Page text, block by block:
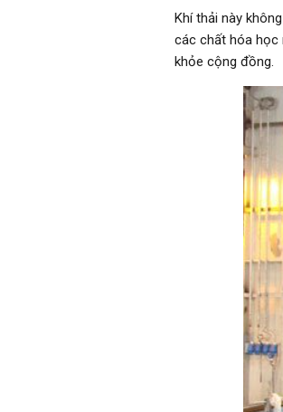
Khí thải này
các chất hóa học
khỏe cộng đồng.